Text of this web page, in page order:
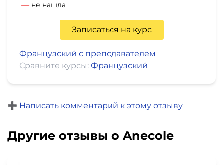
не нашла
Записаться на курс
Французский с преподавателем
Сравните курсы: Французский
➕ Написать комментарий к этому отзыву
Другие отзывы о Anecole